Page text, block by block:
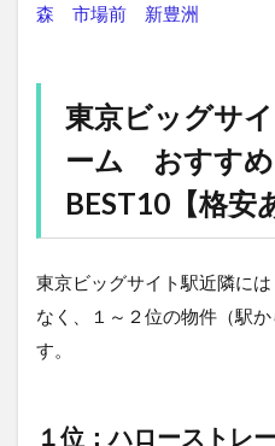
森
市場前 新豊洲
東京ビッグサ
ーム おすす
BEST10【格安
東京ビッグサイト駅近隣に
なく、１～２位の物件（駅
す。
１位：ハローストレ